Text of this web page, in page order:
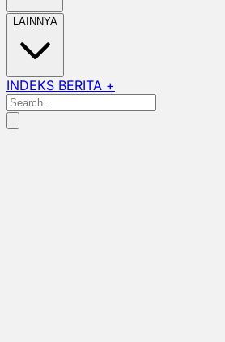
LAINNYA
INDEKS BERITA +